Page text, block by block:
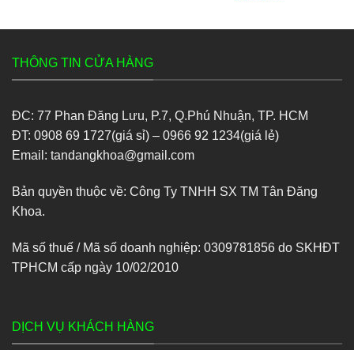
THÔNG TIN CỬA HÀNG
ĐC: 77 Phan Đăng Lưu, P.7, Q.Phú Nhuận, TP. HCM
ĐT: 0908 69 1727(giá sỉ) – 0966 92 1234(giá lẻ)
Email: tandangkhoa@gmail.com
Bản quyền thuộc về: Công Ty TNHH SX TM Tân Đăng
Khoa.
Mã số thuế / Mã số doanh nghiệp: 0309781856 do SKHĐT
TPHCM cấp ngày 10/02/2010
DỊCH VỤ KHÁCH HÀNG